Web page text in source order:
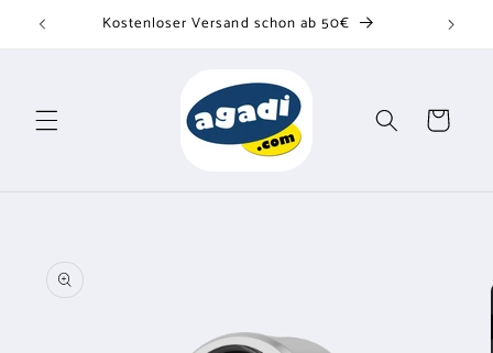
zum Kostenloser Versand schon ab 50€
Warenkorb